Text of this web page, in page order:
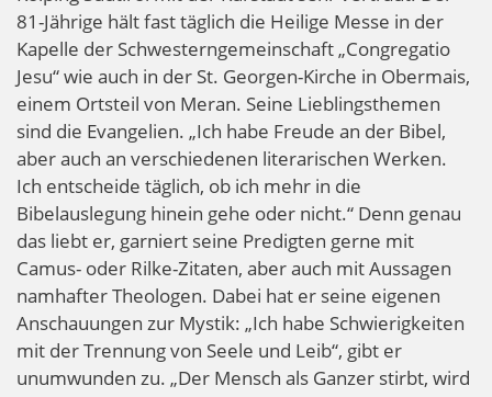
81-Jährige hält fast täglich die Heilige Messe in der
Kapelle der Schwesterngemeinschaft „Congregatio
Jesu“ wie auch in der St. Georgen-Kirche in Obermais,
einem Ortsteil von Meran. Seine Lieblingsthemen
sind die Evangelien. „Ich habe Freude an der Bibel,
aber auch an verschiedenen literarischen Werken.
Ich entscheide täglich, ob ich mehr in die
Bibelauslegung hinein gehe oder nicht.“ Denn genau
das liebt er, garniert seine Predigten gerne mit
Camus- oder Rilke-Zitaten, aber auch mit Aussagen
namhafter Theologen. Dabei hat er seine eigenen
Anschauungen zur Mystik: „Ich habe Schwierigkeiten
mit der Trennung von Seele und Leib“, gibt er
unumwunden zu. „Der Mensch als Ganzer stirbt, wird